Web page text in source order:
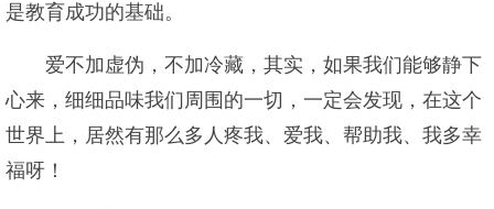
是教育成功的基础。
爱不加虚伪，不加冷藏，其实，如果我们能够静下
心来，细细品味我们周围的一切，一定会发现，在这个
世界上，居然有那么多人疼我、爱我、帮助我、我多幸
福呀！